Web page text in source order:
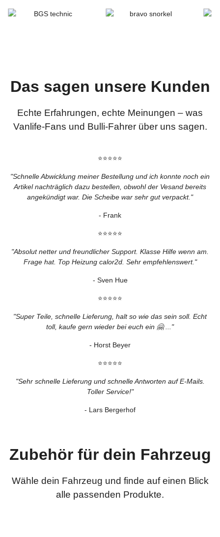
Das sagen unsere Kunden
Echte Erfahrungen, echte Meinungen – was
Vanlife-Fans und Bulli-Fahrer über uns sagen.
⭐⭐⭐⭐⭐
"Schnelle Abwicklung meiner Bestellung und ich konnte noch ein
Artikel nachträglich dazu bestellen, obwohl der Vesand bereits
angekündigt war. Die Scheibe war sehr gut verpackt."
- Frank
⭐⭐⭐⭐⭐
"Absolut netter und freundlicher Support. Klasse Hilfe wenn am.
Frage hat. Top Heizung calor2d. Sehr empfehlenswert."
- Sven Hue
⭐⭐⭐⭐⭐
"Super Teile, schnelle Lieferung, halt so wie das sein soll. Echt
toll, kaufe gern wieder bei euch ein 🤗 ..."
- Horst Beyer
⭐⭐⭐⭐⭐
"Sehr schnelle Lieferung und schnelle Antworten auf E-Mails.
Toller Service!"
- Lars Bergerhof
Zubehör für dein Fahrzeug
Wähle dein Fahrzeug und finde auf einen Blick
alle passenden Produkte.